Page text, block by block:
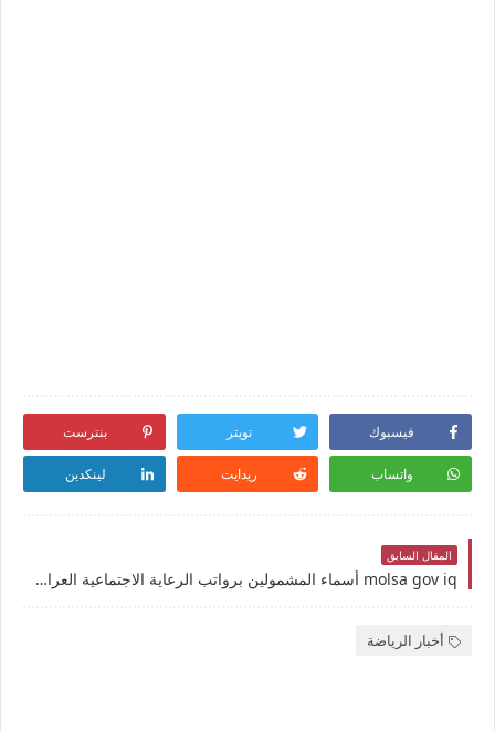
فيسبوك تويتر بنترست
واتساب ريدايت لينكدين
المقال السابق
molsa gov iq أسماء المشمولين برواتب الرعاية الاجتماعية العراق 100 ألف أسرة الدفعة الوجبة الرابعة الأخيرة لهذا الشهر ..دعوة ذوي الإعاقة المستفيدين من راتب المعين العراق pdf
أخبار الرياضة